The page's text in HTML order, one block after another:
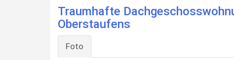
Traumhafte
Oberstaufens
Foto